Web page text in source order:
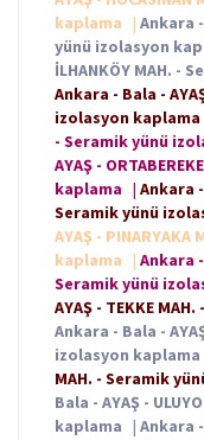
kaplama
| Ankara
yünü izolasyon
İLHANKÖY MAH. -
Ankara - Bala -
izolasyon kaplama
- Seramik yünü
AYAŞ -
kaplama | Ankara -
Seramik yünü
AYAŞ -
kaplama
| Ankara -
Seramik yünü
AYAŞ - TEKKE
Ankara - Bala -
izolasyon kaplama
MAH. - Seramik
Bala - AYAŞ -
kaplama | Ankara -